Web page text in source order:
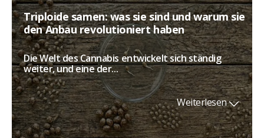
Triploide samen: was sie sind und warum sie
den Anbau revolutioniert haben
Die Welt des Cannabis entwickelt sich ständig
weiter, und eine der...
Weiterlesen